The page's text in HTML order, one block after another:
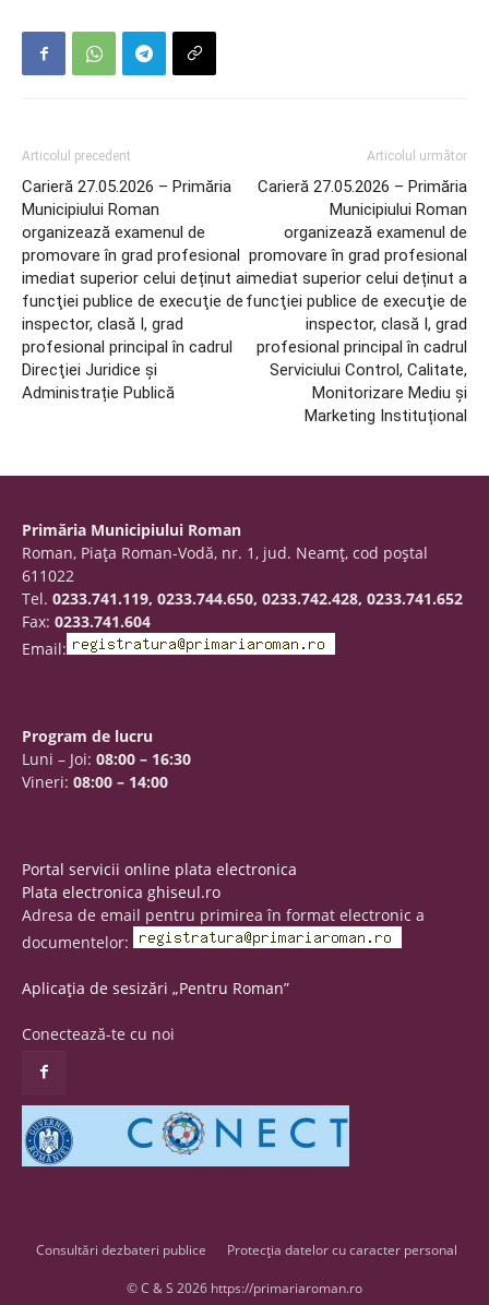
Articolul precedent
Carieră 27.05.2026 – Primăria
Municipiului Roman
organizează examenul de
promovare în grad profesional
imediat superior celui deținut a
funcţiei publice de execuţie de
inspector, clasă I, grad
profesional principal în cadrul
Direcţiei Juridice și
Administrație Publică
Articolul următor
Carieră 27.05.2026 – Primăria
Municipiului Roman
organizează examenul de
promovare în grad profesional
imediat superior celui deținut a
funcţiei publice de execuţie de
inspector, clasă I, grad
profesional principal în cadrul
Serviciului Control, Calitate,
Monitorizare Mediu și
Marketing Instituțional
Primăria Municipiului Roman
Roman, Piaţa Roman-Vodă, nr. 1, jud. Neamţ, cod poştal
611022
Tel. 0233.741.119, 0233.744.650, 0233.742.428, 0233.741.652
Fax: 0233.741.604
Email:
Program de lucru
Luni – Joi: 08:00 – 16:30
Vineri: 08:00 – 14:00
Portal servicii online plata electronica
Plata electronica ghiseul.ro
Adresa de email pentru primirea în format electronic a
documentelor:
Aplicația de sesizări „Pentru Roman”
Conectează-te cu noi
Consultări dezbateri publice Protecția datelor cu caracter personal
© C & S 2026 https://primariaroman.ro